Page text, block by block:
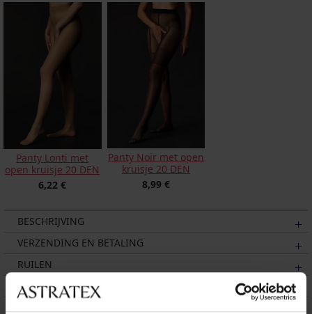
Panty Lonti met
open kruisje 20 DEN
6,22 €
Panty Noir met open
kruisje 20 DEN
8,99 €
BESCHRIJVING
VERZENDING EN BETALING
RUILEN
ONDERHOUD EN WASSEN